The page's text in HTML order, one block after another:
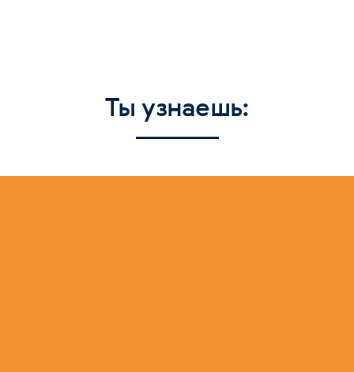
Ты узнаешь: